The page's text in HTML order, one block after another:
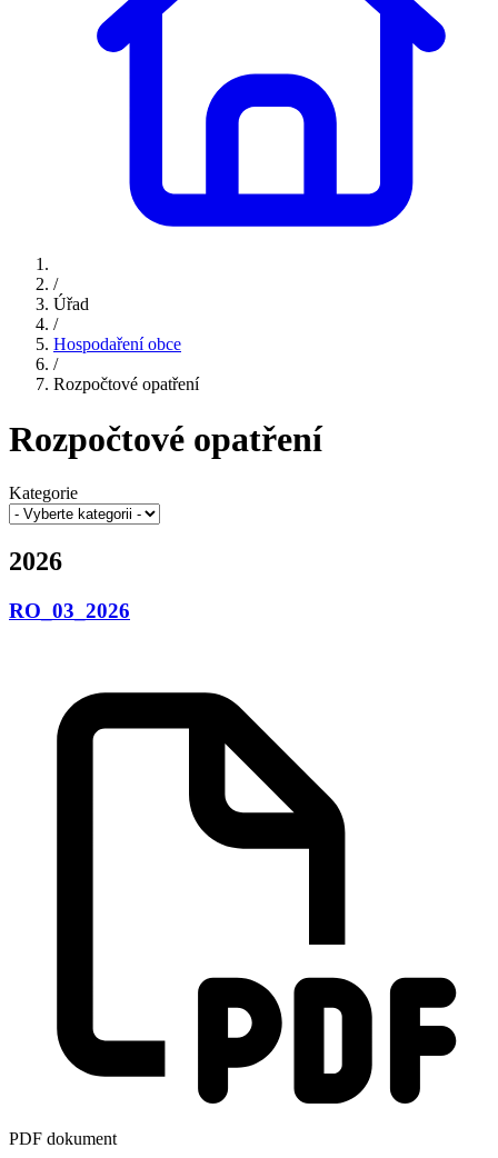
/
Úřad
/
Hospodaření obce
/
Rozpočtové opatření
Rozpočtové opatření
Kategorie
2026
RO_03_2026
PDF dokument